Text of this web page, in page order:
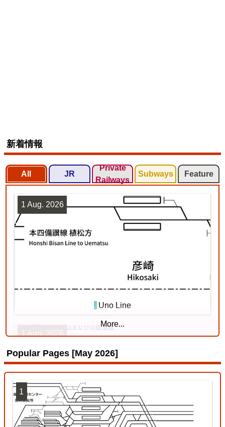
新着情報
All JR
Private
Railways
Subways Feature
Uno Line
1 Aug. 2026
More...
Popular Pages [May 2026]
1